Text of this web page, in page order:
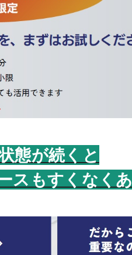
態が続くと
スもすくなく